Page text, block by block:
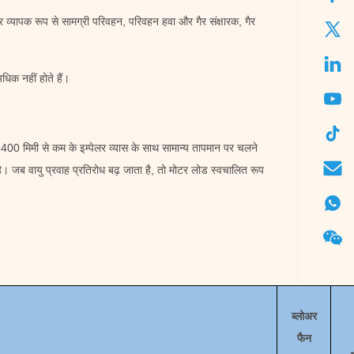
रूप से सामग्री परिवहन, परिवहन हवा और गैर संक्षारक, गैर
नहीं होते हैं।
मिमी से कम के इम्पेलर व्यास के साथ सामान्य तापमान पर चलने
वायु प्रवाह प्रतिरोध बढ़ जाता है, तो मोटर लोड स्वचालित रूप
ब्लोअर
फैन